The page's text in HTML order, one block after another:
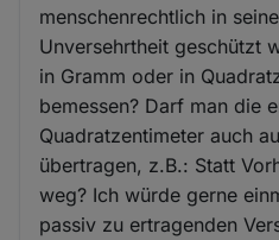
menschenrechtlich in
Unversehrtheit geschützt
in Gramm oder in
bemessen? Darf man die
Quadratzentimeter auch
übertragen, z.B.: Statt
weg? Ich würde gerne
passiv zu ertragenden